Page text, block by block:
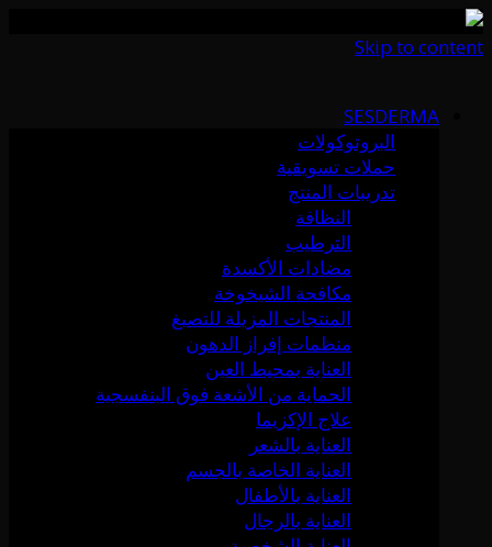
Skip to content
SESDERMA
البروتوكولات
حملات تسويقية
تدريبات المنتج
النظافة
الترطيب
مضادات الأكسدة
مكافحة الشيخوخة
المنتجات المزيلة للتصبغ
منظمات إفراز الدهون
العناية بمحيط العين
الحماية من الأشعة فوق البنفسجية
علاج الإكزيما
العناية بالشعر
العناية الخاصة بالجسم
العناية بالأطفال
العناية بالرجال